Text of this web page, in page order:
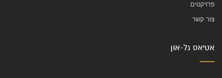
פרויקטים
צור קשר
אטיאס גל-און